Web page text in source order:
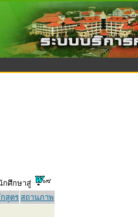
กศึกษาสู่
สูตร สถานภาพ